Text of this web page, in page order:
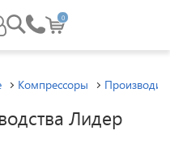
0
Компрессоры
Лидер